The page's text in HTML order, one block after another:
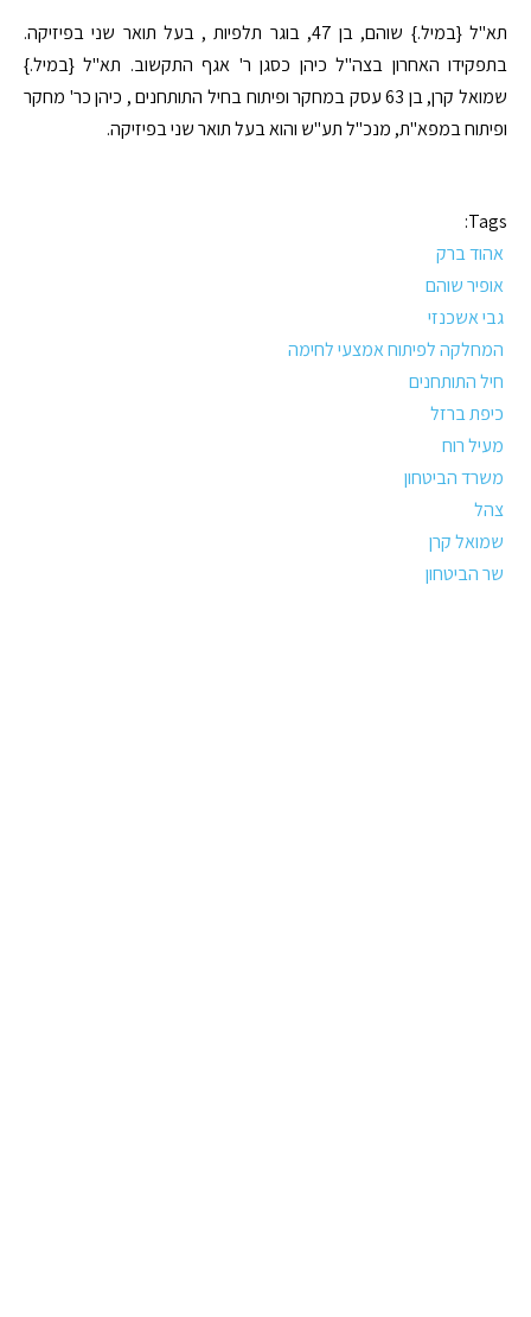
תא"ל {במיל.} שוהם, בן 47, בוגר תלפיות , בעל תואר שני בפיזיקה.
בתפקידו האחרון בצה"ל כיהן כסגן ר' אגף התקשוב. תא"ל {במיל.}
שמואל קרן, בן 63 עסק במחקר ופיתוח בחיל התותחנים , כיהן כר' מחקר
ופיתוח במפא"ת, מנכ"ל תע"ש והוא בעל תואר שני בפיזיקה.
Tags:
אהוד ברק
אופיר שוהם
גבי אשכנזי
המחלקה לפיתוח אמצעי לחימה
חיל התותחנים
כיפת ברזל
מעיל רוח
משרד הביטחון
צהל
שמואל קרן
שר הביטחון